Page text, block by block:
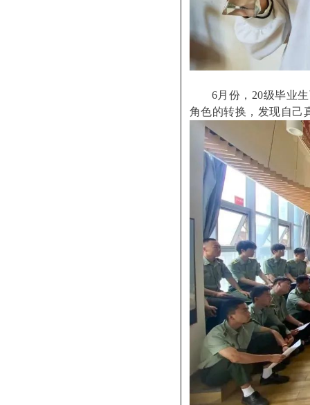
6月份，20级毕业
角色的转换，发现自己